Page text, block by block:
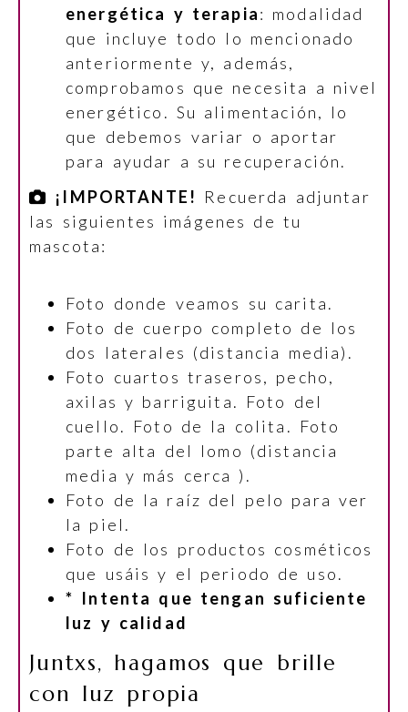
energética y terapia: modalidad
que incluye todo lo mencionado
anteriormente y, además,
comprobamos que necesita a nivel
energético. Su alimentación, lo
que debemos variar o aportar
para ayudar a su recuperación.
¡IMPORTANTE! Recuerda adjuntar
las siguientes imágenes de tu
mascota:
Foto donde veamos su carita.
Foto de cuerpo completo de los
dos laterales (distancia media).
Foto cuartos traseros, pecho,
axilas y barriguita. Foto del
cuello. Foto de la colita. Foto
parte alta del lomo (distancia
media y más cerca ).
Foto de la raíz del pelo para ver
la piel.
Foto de los productos cosméticos
que usáis y el periodo de uso.
* Intenta que tengan suficiente
luz y calidad
Juntxs, hagamos que brille
con luz propia